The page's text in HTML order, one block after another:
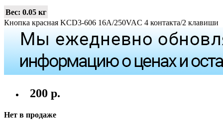
Вес: 0.05 кг
Кнопка красная KCD3-606 16A/250VAC 4 контакта/2 клавиши
200 р.
Нет в продаже